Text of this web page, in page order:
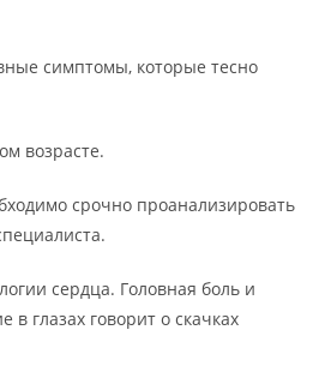
симптомы, которые тесно
возрасте.
срочно проанализировать
сердца. Головная боль и
глазах говорит о скачках